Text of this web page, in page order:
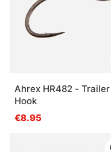
Ahrex HR482 - Trailer
Hook
€8.95